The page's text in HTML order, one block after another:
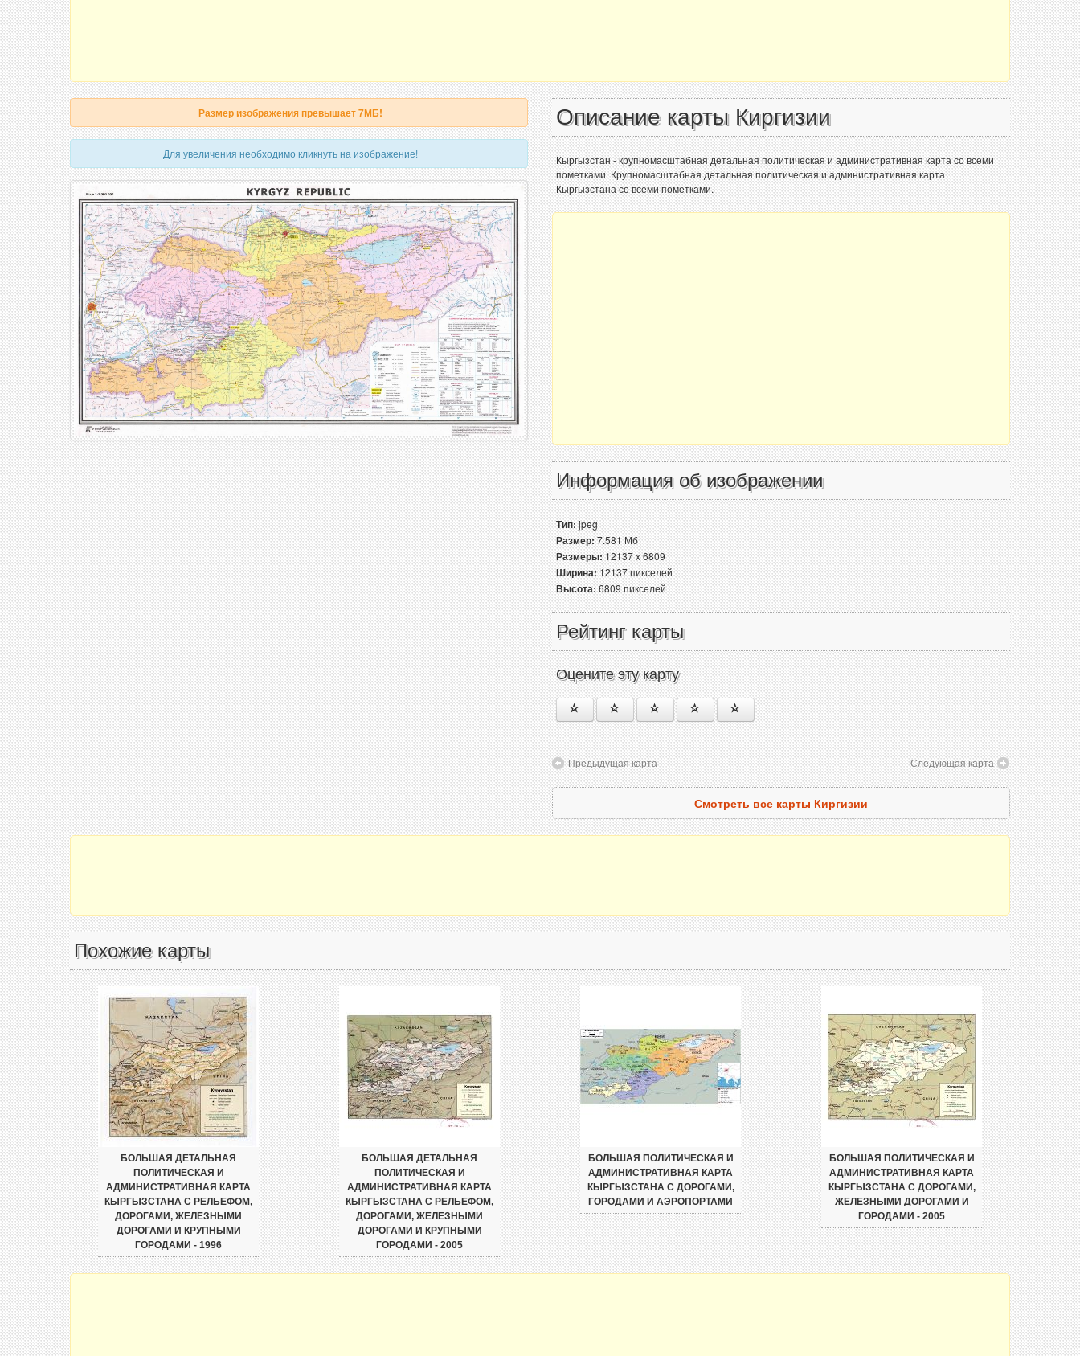
Размер изображения превышает 7МБ!
Для увеличения необходимо кликнуть на изображение!
Описание карты Киргизии
Кыргызстан - крупномасштабная детальная политическая и административная карта со всеми
пометками. Крупномасштабная детальная политическая и административная карта
Кыргызстана со всеми пометками.
Информация об изображении
Тип:jpeg
Размер:7.581 Мб
Размеры:12137 x 6809
Ширина:12137 пикселей
Высота:6809 пикселей
Рейтинг карты
Оцените эту карту
Предыдущая карта Следующая карта
Смотреть все карты Киргизии
Похожие карты
БОЛЬШАЯ ДЕТАЛЬНАЯ
ПОЛИТИЧЕСКАЯ И
АДМИНИСТРАТИВНАЯ КАРТА
КЫРГЫЗСТАНА С РЕЛЬЕФОМ,
ДОРОГАМИ, ЖЕЛЕЗНЫМИ
ДОРОГАМИ И КРУПНЫМИ
ГОРОДАМИ - 1996
БОЛЬШАЯ ДЕТАЛЬНАЯ
ПОЛИТИЧЕСКАЯ И
АДМИНИСТРАТИВНАЯ КАРТА
КЫРГЫЗСТАНА С РЕЛЬЕФОМ,
ДОРОГАМИ, ЖЕЛЕЗНЫМИ
ДОРОГАМИ И КРУПНЫМИ
ГОРОДАМИ - 2005
БОЛЬШАЯ ПОЛИТИЧЕСКАЯ И
АДМИНИСТРАТИВНАЯ КАРТА
КЫРГЫЗСТАНА С ДОРОГАМИ,
ГОРОДАМИ И АЭРОПОРТАМИ
БОЛЬШАЯ ПОЛИТИЧЕСКАЯ И
АДМИНИСТРАТИВНАЯ КАРТА
КЫРГЫЗСТАНА С ДОРОГАМИ,
ЖЕЛЕЗНЫМИ ДОРОГАМИ И
ГОРОДАМИ - 2005